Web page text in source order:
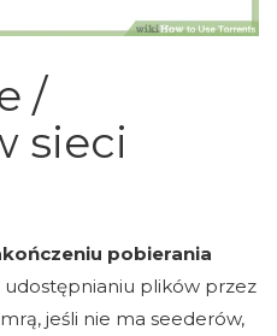
/
sieci
pobierania
plików przez
jeśli nie ma seederów,